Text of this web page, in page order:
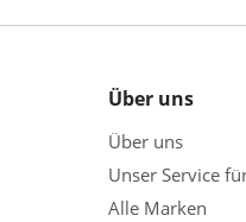
Über uns
Über uns
Unser Service
Alle Marken